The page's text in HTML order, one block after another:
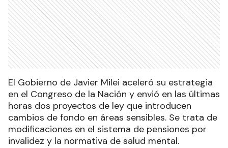
El Gobierno de Javier Milei aceleró su estrategia
en el Congreso de la Nación y envió en las últimas
horas dos proyectos de ley que introducen
cambios de fondo en áreas sensibles. Se trata de
modificaciones en el sistema de pensiones por
invalidez y la normativa de salud mental.